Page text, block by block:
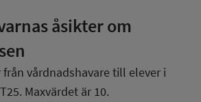
åsikter om
från vårdnadshavare till elever i
. Maxvärdet är 10.